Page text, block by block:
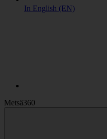
In English (EN)
Metsä360